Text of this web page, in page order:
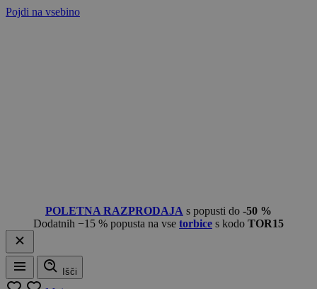
Pojdi na vsebino
POLETNA RAZPRODAJA s popusti do -50 %
Dodatnih −15 % popusta na vse torbice s kodo TOR15
Meni
Išči